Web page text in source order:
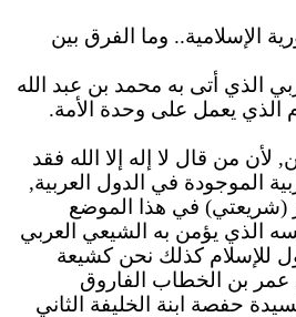
الإسلامية.. وما الفرق بين
الذي أتى به محمد بن عبد الله
الذي يعمل على وحدة الأمة.
من قال لا إله إلا الله فقد
الموجودة في الدول العربية,
(شريعتي) في هذا الموضع
الذي يؤمن به الشيعي العربي
للإسلام كذلك نحن كشيعة
عمر بن الخطاب الفاروق
حفصة ابنة الخليفة الثاني